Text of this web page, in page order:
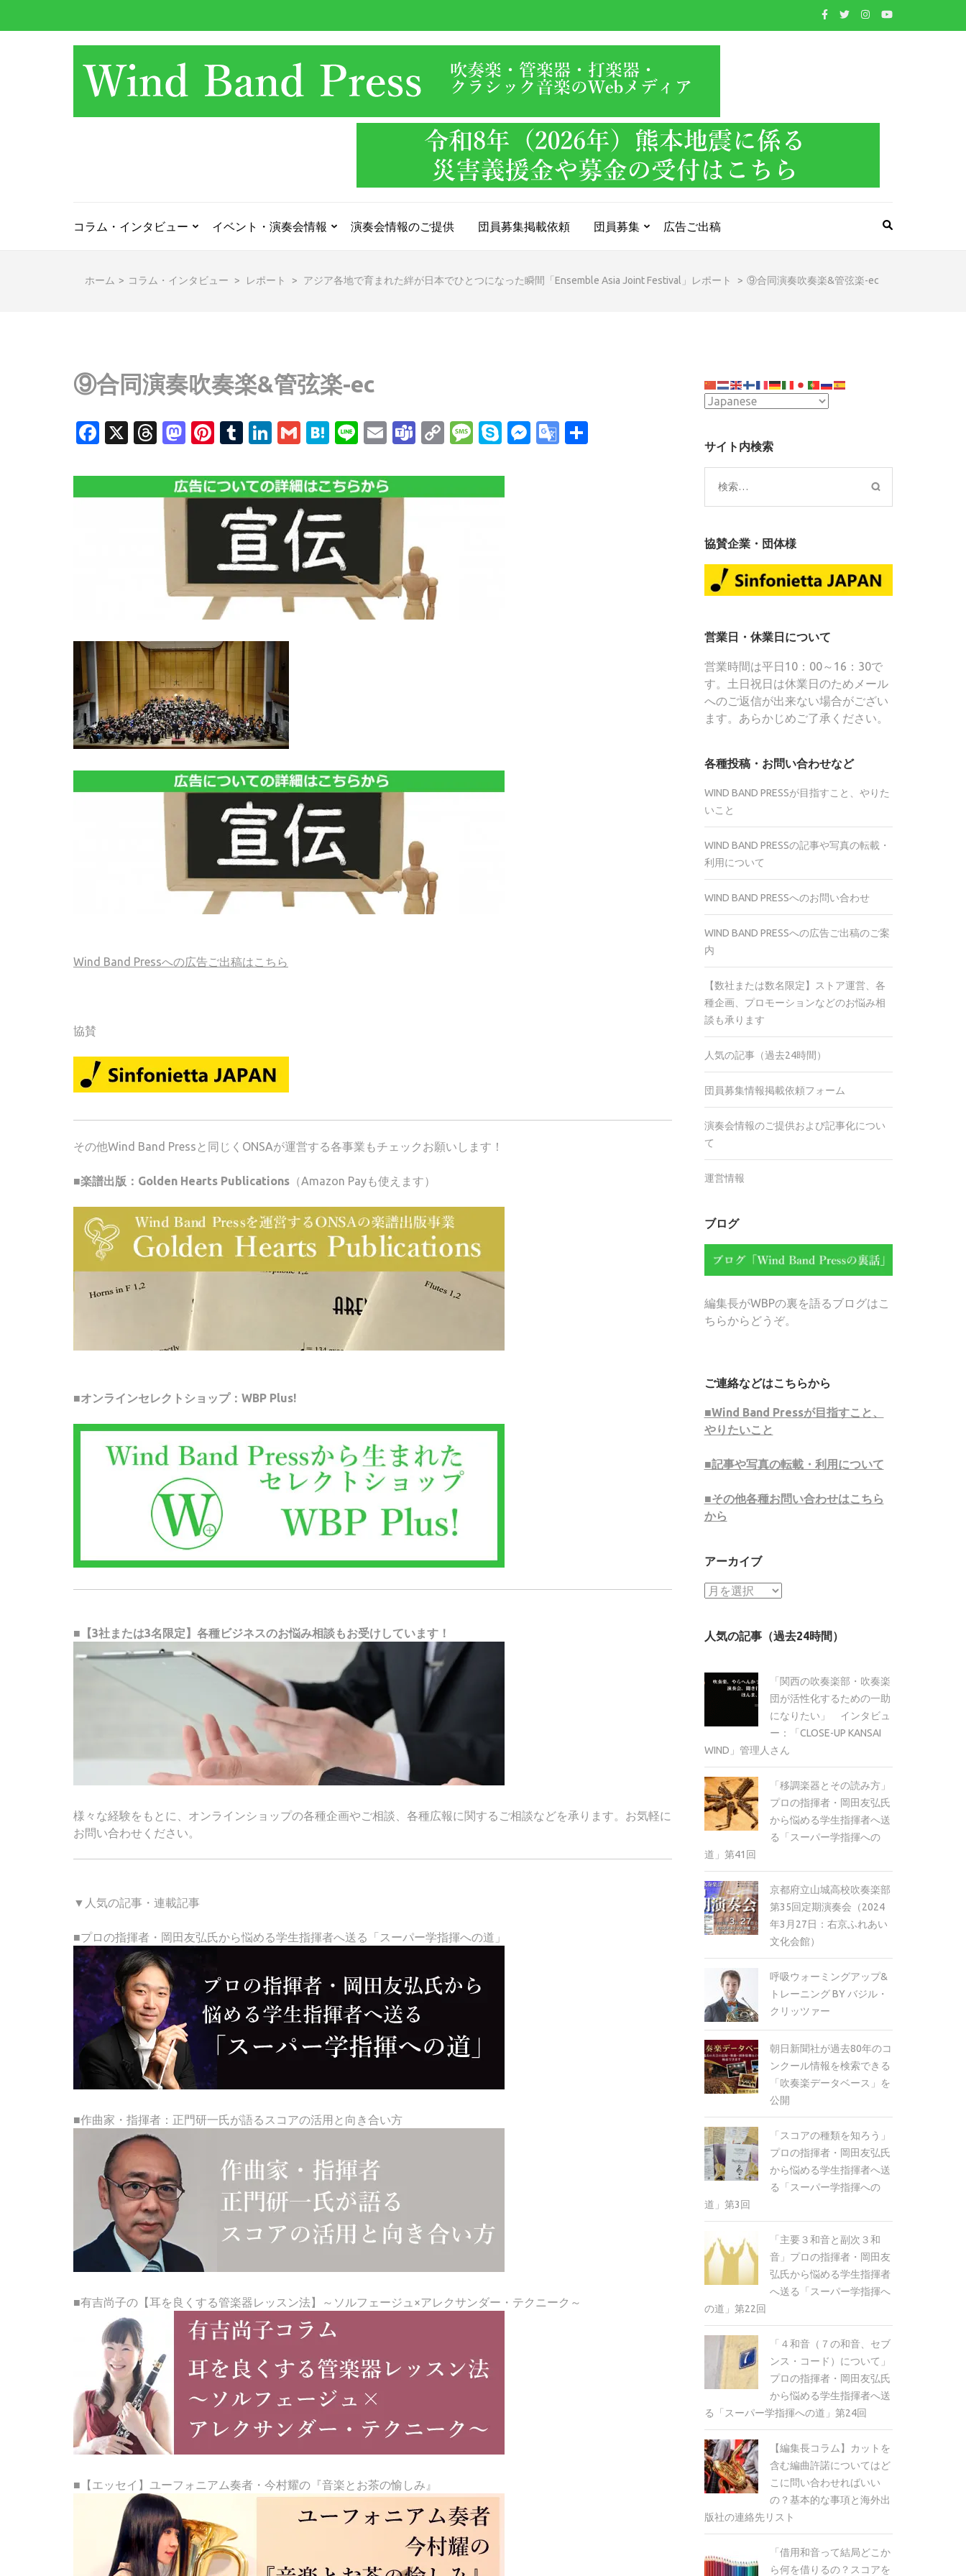
PRESS
コラム・インタビュー イベント・演奏会情報 演奏会情報のご提供 団員募集掲載依頼 団員募集 広告ご出稿
ホーム > コラム・インタビュー > レポート > アジア各地で育まれた絆が日本でひとつになった瞬間「Ensemble Asia Joint Festival」レポート > ⑨合同演奏吹奏楽&管弦楽-ec
⑨合同演奏吹奏楽&管弦楽-ec
Facebook
X Threads
Mastodon
Pinterest
Tumblr
LinkedIn
GmailHatena
LineEmailTeams
CopyMessage
SkypeMessenger
Google
Wind Band Pressへの広告ご出稿はこちら
協賛
その他Wind Band Pressと同じくONSAが運営する各事業もチェックお願いします！
■楽譜出版：Golden Hearts Publications （Amazon Payも使えます）
■オンラインセレクトショップ：WBP Plus!
■【3社または3名限定】各種ビジネスのお悩み相談もお受けしています！
様々な経験をもとに、オンラインショップの各種企画やご相談、各種広報に関するご相談などを承ります。お気軽に
お問い合わせください。
▼人気の記事・連載記事
■プロの指揮者・岡田友弘氏から悩める学生指揮者へ送る「スーパー学指揮への道」
■作曲家・指揮者：正門研一氏が語るスコアの活用と向き合い方
■有吉尚子の【耳を良くする管楽器レッスン法】～ソルフェージュ×アレクサンダー・テクニーク～
■【エッセイ】ユーフォニアム奏者・今村耀の『音楽とお茶の愉しみ』
サイト内検索
検
索:
協賛企業・団体様
営業日・休業日について
営業時間は平日10：00～16：30で
す。土日祝日は休業日のためメール
へのご返信が出来ない場合がござい
ます。あらかじめご了承ください。
各種投稿・お問い合わせなど
WIND BAND PRESSが目指すこと、やりた
いこと
WIND BAND PRESSの記事や写真の転載・
利用について
WIND BAND PRESSへのお問い合わせ
WIND BAND PRESSへの広告ご出稿のご案
内
【数社または数名限定】ストア運営、各
種企画、プロモーションなどのお悩み相
談も承ります
人気の記事（過去24時間）
団員募集情報掲載依頼フォーム
演奏会情報のご提供および記事化につい
て
運営情報
ブログ
編集長がWBPの裏を語るブログはこ
ちらからどうぞ。
ご連絡などはこちらから
■Wind Band Pressが目指すこと、
やりたいこと
■記事や写真の転載・利用について
■その他各種お問い合わせはこちら
から
アーカイブ
ア
イ
人気の記事（過去24時間）
「関西の吹奏楽部・吹奏楽
団が活性化するための一助
になりたい」 インタビュ
ー：「CLOSE-UP KANSAI
WIND」管理人さん
「移調楽器とその読み方」
プロの指揮者・岡田友弘氏
から悩める学生指揮者へ送
る「スーパー学指揮への
道」第41回
京都府立山城高校吹奏楽部
第35回定期演奏会（2024
年3月27日：右京ふれあい
文化会館）
呼吸ウォーミングアップ&
トレーニング BY バジル・
クリッツァー
朝日新聞社が過去80年のコ
ンクール情報を検索できる
「吹奏楽データベース」を
公開
「スコアの種類を知ろう」
プロの指揮者・岡田友弘氏
から悩める学生指揮者へ送
る「スーパー学指揮への
道」第3回
「主要３和音と副次３和
音」プロの指揮者・岡田友
弘氏から悩める学生指揮者
へ送る「スーパー学指揮へ
の道」第22回
「４和音（７の和音、セブ
ンス・コード）について」
プロの指揮者・岡田友弘氏
から悩める学生指揮者へ送
る「スーパー学指揮への道」第24回
【編集長コラム】カットを
含む編曲許諾についてはど
こに問い合わせればいい
の？基本的な事項と海外出
版社の連絡先リスト
「借用和音って結局どこか
ら何を借りるの？スコアを